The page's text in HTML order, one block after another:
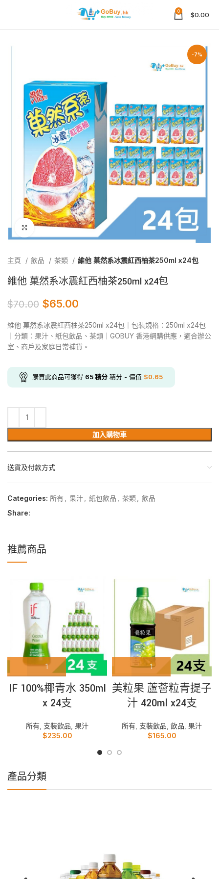
0 $0.00
-7%
Click to enlarge
主頁 飲品 茶類 維他 菓然系冰震紅西柚茶250ml x24包
維他 菓然系冰震紅西柚茶250ml x24包
$70.00 $65.00
維他 菓然系冰震紅西柚茶250ml x24包｜包裝規格：250ml x24包
｜分類：果汁、紙包飲品、茶類｜GOBUY 香港網購供應，適合辦公
室、商戶及家庭日常補貨。
購買此商品可獲得 65積分 積分 - 價值 $0.65
加入購物車
送貨及付款方式
Categories: 所有 果汁 紙包飲品 茶類
飲品
Share:
推薦商品
IF 100%椰青水 350ml
x 24支
所有 支裝飲品 果汁
$235.00
美粒果 蘆薈粒青提子
汁 420ml x24支
所有 支裝飲品 飲品 果汁
$165.00
產品分類